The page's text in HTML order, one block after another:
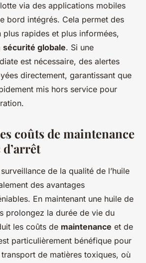
via des applications mobiles
bord intégrés. Cela permet des
plus rapides et plus informées,
sécurité globale. Si une
est nécessaire, des alertes
directement, garantissant que
mis hors service pour
coûts de maintenance
de la qualité de l’huile
des avantages
En maintenant une huile de
prolongez la durée de vie du
les coûts de maintenance et de
particulièrement bénéfique pour
de matières toxiques, où